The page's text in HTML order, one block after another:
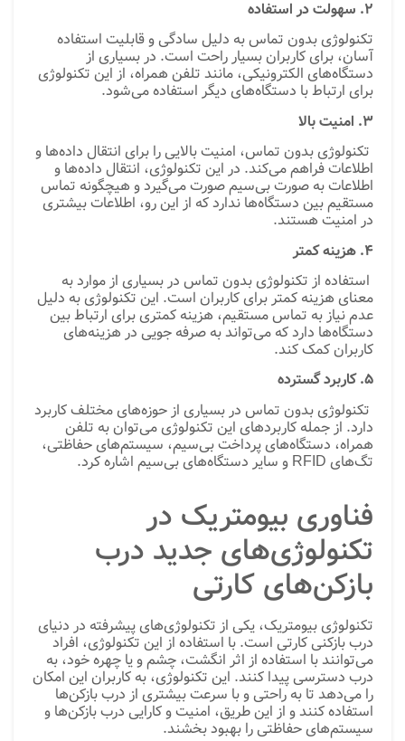
2. سهولت در استفاده
تکنولوژی بدون تماس به دلیل سادگی و قابلیت استفاده
آسان، برای کاربران بسیار راحت است. در بسیاری از
دستگاه‌های الکترونیکی، مانند تلفن همراه، از این تکنولوژی
برای ارتباط با دستگاه‌های دیگر استفاده می‌شود.
3. امنیت بالا
تکنولوژی بدون تماس، امنیت بالایی را برای انتقال داده‌ها و
اطلاعات فراهم می‌کند. در این تکنولوژی، انتقال داده‌ها و
اطلاعات به صورت بی‌سیم صورت می‌گیرد و هیچگونه تماس
مستقیم بین دستگاه‌ها ندارد که از این رو، اطلاعات بیشتری
در امنیت هستند.
4. هزینه کمتر
استفاده از تکنولوژی بدون تماس در بسیاری از موارد به
معنای هزینه کمتر برای کاربران است. این تکنولوژی به دلیل
عدم نیاز به تماس مستقیم، هزینه کمتری برای ارتباط بین
دستگاه‌ها دارد که می‌تواند به صرفه جویی در هزینه‌های
کاربران کمک کند.
5. کاربرد گسترده
تکنولوژی بدون تماس در بسیاری از حوزه‌های مختلف کاربرد
دارد. از جمله کاربردهای این تکنولوژی می‌توان به تلفن
همراه، دستگاه‌های پرداخت بی‌سیم، سیستم‌های حفاظتی،
تگ‌های RFID و سایر دستگاه‌های بی‌سیم اشاره کرد.
فناوری بیومتریک در
تکنولوژی‌های جدید درب
بازکن‌های کارتی
تکنولوژی بیومتریک، یکی از تکنولوژی‌های پیشرفته در دنیای
درب بازکنی کارتی است. با استفاده از این تکنولوژی، افراد
می‌توانند با استفاده از اثر انگشت، چشم و یا چهره خود، به
درب دسترسی پیدا کنند. این تکنولوژی، به کاربران این امکان
را می‌دهد تا به راحتی و با سرعت بیشتری از درب بازکن‌ها
استفاده کنند و از این طریق، امنیت و کارایی درب بازکن‌ها و
سیستم‌های حفاظتی را بهبود بخشند.